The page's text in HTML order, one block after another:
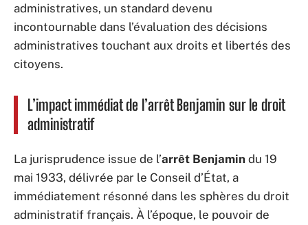
administratives, un standard devenu
incontournable dans l’évaluation des décisions
administratives touchant aux droits et libertés des
citoyens.
L’impact immédiat de l’arrêt Benjamin sur le droit
administratif
La jurisprudence issue de l’arrêt Benjamin du 19
mai 1933, délivrée par le Conseil d’État, a
immédiatement résonné dans les sphères du droit
administratif français. À l’époque, le pouvoir de